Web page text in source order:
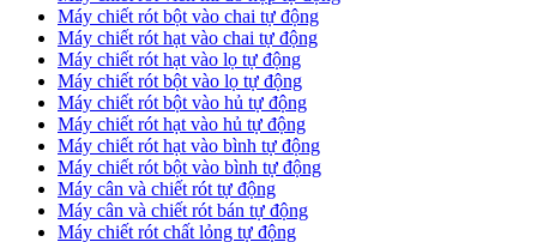
Máy chiết rót bột vào chai tự động
Máy chiết rót hạt vào chai tự động
Máy chiết rót hạt vào lọ tự động
Máy chiết rót bột vào lọ tự động
Máy chiết rót bột vào hủ tự động
Máy chiết rót hạt vào hủ tự động
Máy chiết rót hạt vào bình tự động
Máy chiết rót bột vào bình tự động
Máy cân và chiết rót tự động
Máy cân và chiết rót bán tự động
​Máy chiết rót chất lỏng tự động